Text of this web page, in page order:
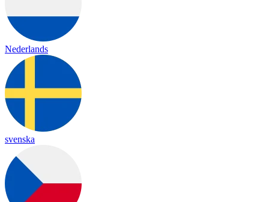
Nederlands
svenska